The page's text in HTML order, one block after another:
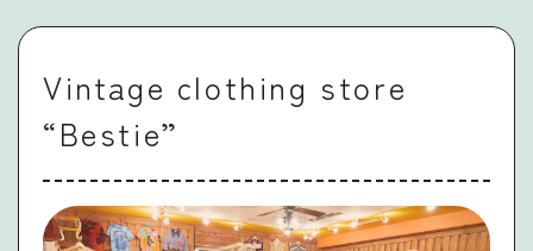
Vintage clothing store
“Bestie”